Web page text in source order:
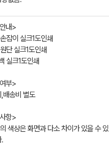
내>
잡이 실크1도인쇄
단 실크1도인쇄
실크1도인쇄
부>
배송비 별도
항>
색상은 화면과 다소 차이가 있을 수 있
.